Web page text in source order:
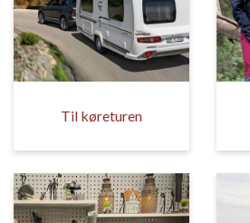
Til køreturen